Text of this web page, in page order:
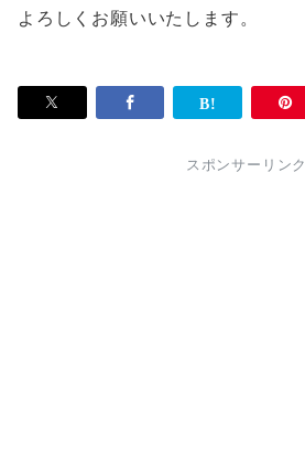
よろしくお願いいたします。
スポンサーリンク